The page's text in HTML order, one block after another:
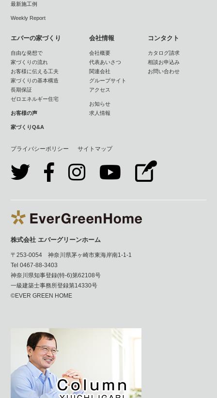
最新施工例
Weekly Report
エバーの家づくり
自由な発想で
家づくりの流れ
お客様に伝える工夫
家づくりの基本構造
長期保証
ゼロエネルギー住宅
お客様の声
家づくりQ&A
会社情報
会社概要
代表あいさつ
関連会社
グループサイト
アクセス
お知らせ
求人情報
コンタクト
カタログ請求
相談お申込み
お問い合わせ
プライバシーポリシー サイトマップ
株式会社 エバーグリーンホーム
〒253-0054 神奈川県茅ヶ崎市東海岸南1-1-1
Tel 0467-88-3403
神奈川県知事登録(特-6)第62108号
一級建築士事務所登録第14330号
©EVER GREEN HOME